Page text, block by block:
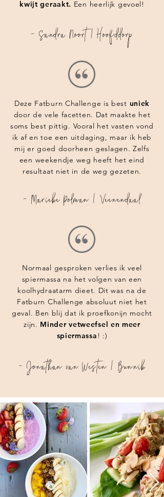
kwijt geraakt. Een heerlijk gevoel!
- Sandra Noort | Hoofddorp
Deze Fatburn Challenge is best uniek
door de vele facetten. Dat maakte het
soms best pittig. Vooral het vasten vond
ik af en toe een uitdaging, maar ik heb
mij er goed doorheen geslagen. Zelfs
een weekendje weg heeft het eind
resultaat niet in de weg gezeten.
- Marieke Polman | Veenendaal
Normaal gesproken verlies ik veel
spiermassa na het volgen van een
koolhydraatarm dieet. Dit was na de
Fatburn Challenge absoluut niet het
geval. Ben blij dat ik proefkonijn mocht
zijn. Minder vetweefsel en meer
spiermassa ! :)
- Jonathan van Westen | Bunnik